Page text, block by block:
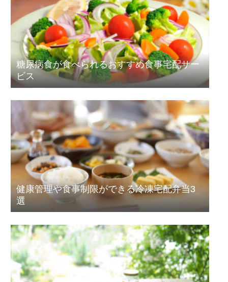
糖尿病食が食べられるおすすめ食事宅配サー
ビス
健康管理や食事制限ができる冷凍宅配弁当3
選